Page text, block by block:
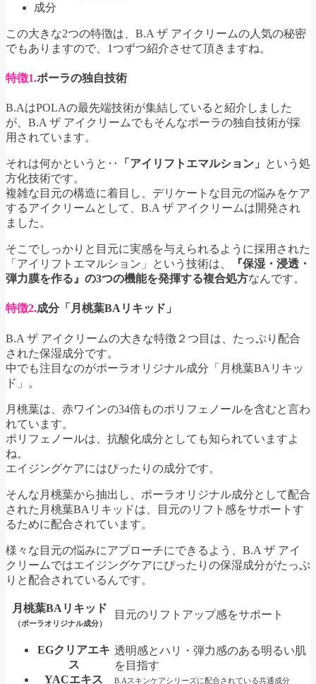
成分
この大きな2つの特徴は、B.A ザ アイクリームの人気の秘密
でもありますので、1つずつ紹介させて頂きますね。
特徴1.ポーラの独自技術
B.AはPOLAの最先端技術が集結していると紹介しました
が、B.A ザ アイクリームでもそんなポーラの独自技術が採
用されています。
それは何かというと‥ 「アイリフトエマルション」
という処
方化技術です。
複雑な目元の構造に着目し、デリケートな目元の悩みをケア
するアイクリームとして、B.A ザ アイクリームは開発され
ました。
そこでしっかりと目元に実感を与えられるように採用された
「アイリフトエマルション」という技術は、
『保湿・浸透・
弾力膜を作る』の3つの機能を発揮する複合処方なんです。
特徴2.成分「月桃葉BAリキッド」
B.A ザ アイクリームの大きな特徴２つ目は、たっぷり配合
された保湿成分です。
中でも注目なのがポーラオリジナル成分「月桃葉BAリキッ
ド」。
月桃葉は、赤ワインの34倍ものポリフェノールを含むと言わ
れています。
ポリフェノールは、抗酸化成分としても知られていますよ
ね。
エイジングケアにはぴったりの成分です。
そんな月桃葉から抽出し、ポーラオリジナル成分として配合
された月桃葉BAリキッドは、目元のリフト感をサポートす
るために配合されています。
様々な目元の悩みにアプローチにできるよう、B.A ザ アイ
クリームではエイジングケアにぴったりの保湿成分がたっぷ
りと配合されているんです。
月桃葉BAリキッド
（ポーラオリジナル成分）
目元のリフトアップ感をサポート
EGクリアエキ
ス
YACエキス
透明感とハリ・弾力感のある明るい肌
を目指す
B.Aスキンケアシリーズに配合されている共通成分